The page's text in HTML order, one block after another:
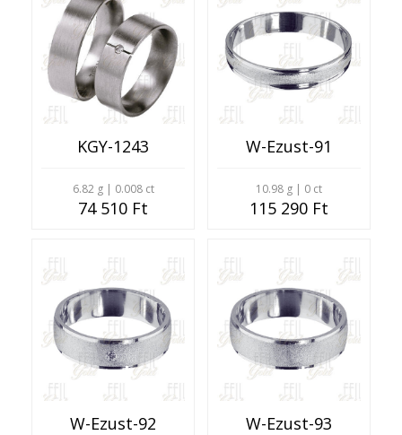
KGY-1243
6.82 g | 0.008 ct
74 510 Ft
W-Ezust-91
10.98 g | 0 ct
115 290 Ft
W-Ezust-92 W-Ezust-93